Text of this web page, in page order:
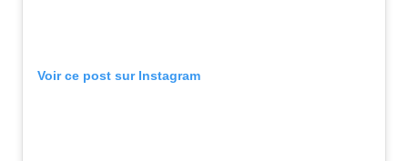
Voir ce post sur Instagram